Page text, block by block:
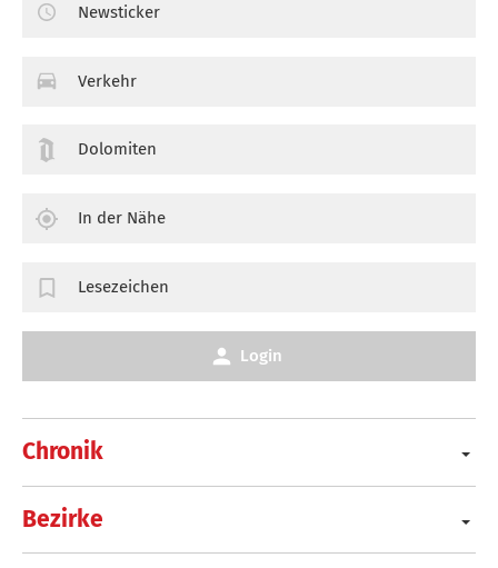
Chronik
Bezirke
Newsticker
Verkehr
Dolomiten
In der Nähe
Lesezeichen
Login